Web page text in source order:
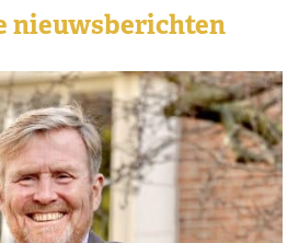
nieuwsberichten